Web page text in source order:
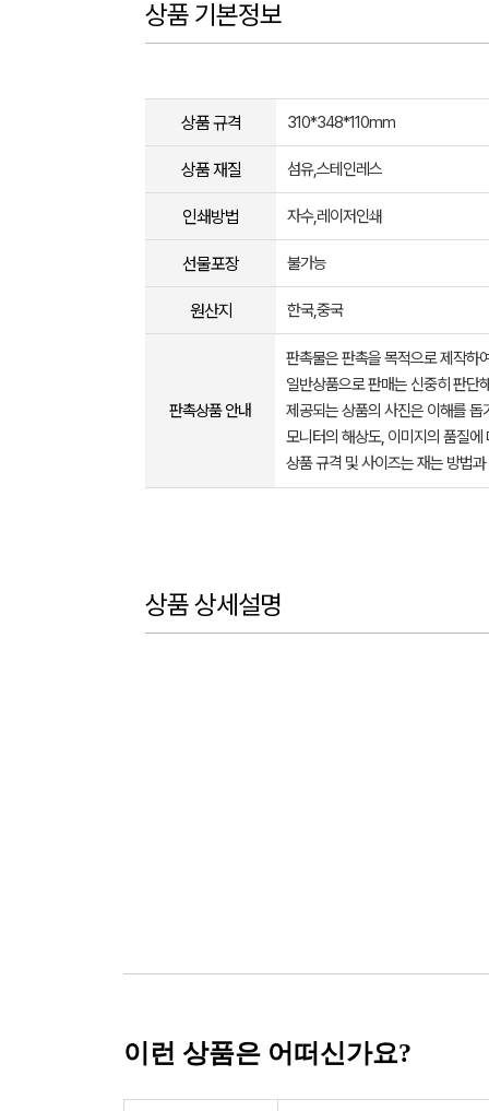
상품 기본정보
상품 규격 310*348*110mm
상품 재질 섬유,스테인레스
인쇄방법 자수,레이저인쇄
선물포장 불가능
원산지 한국,중국
판촉상품 안내
판촉물은 판촉을 목적으로 제작하
일반상품으로 판매는 신중히 판단
제공되는 상품의 사진은 이해를
모니터의 해상도, 이미지의 품질
상품 규격 및 사이즈는 재는 방법
상품 상세설명
이런 상품은 어떠신가요?